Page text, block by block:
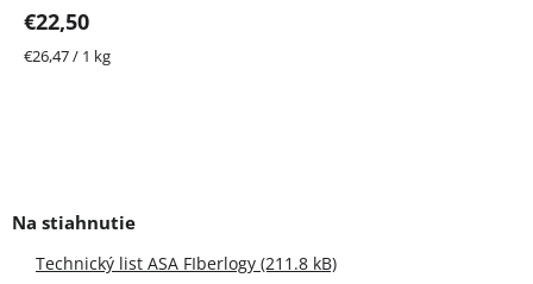
€22,50
Jednotková
€26,47 / 1 kg
Technický list ASA FIberlogy (211.8 kB)